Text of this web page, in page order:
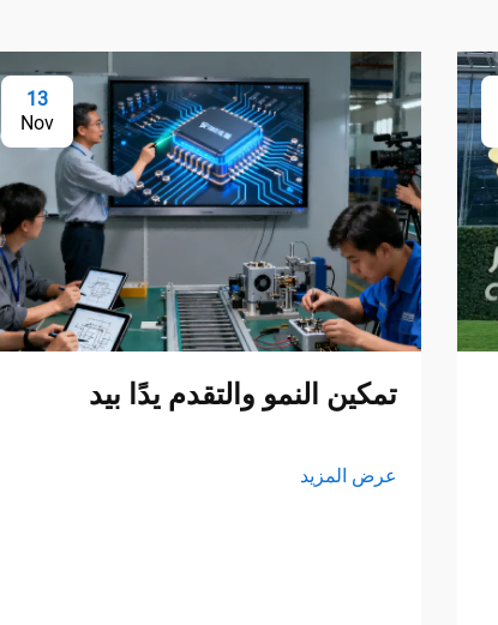
13
Nov
تمكين النمو والتقدم يدًا بيد
عرض المزيد